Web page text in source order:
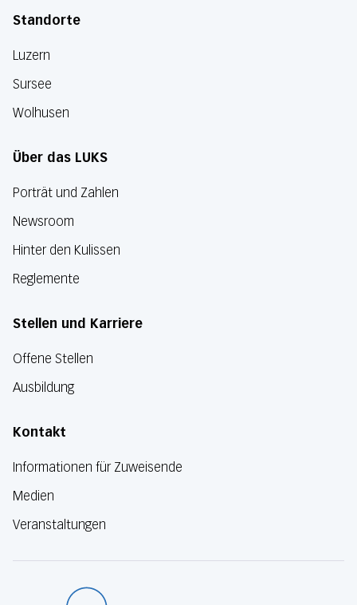
Standorte
Luzern
Sursee
Wolhusen
Über das LUKS
Porträt und Zahlen
Newsroom
Hinter den Kulissen
Reglemente
Stellen und Karriere
Offene Stellen
Ausbildung
Kontakt
Informationen für Zuweisende
Medien
Veranstaltungen